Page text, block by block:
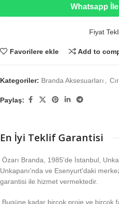
Whatsapp İle
Fiyat
Favorilere ekle Add to
Kategoriler: Branda Aksesuarları
Paylaş:
En İyi Teklif Garantisi
Özarı Branda, 1985'de İstanbul,
Unkapanı'nda ve Esenyurt'daki
garantisi ile hizmet vermektedir.
Bugüne kadar birçok proje ve birçok